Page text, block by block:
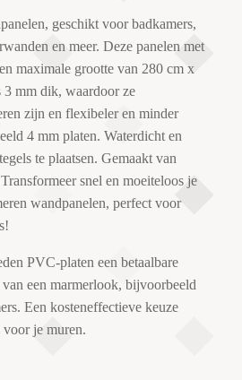
geschikt voor badkamers,
en meer. Deze panelen met
maximale grootte van 280 cm x
3 mm dik, waardoor ze
zijn en flexibeler en minder
4 mm platen. Waterdicht en
te plaatsen. Gemaakt van
snel en moeiteloos je
wandpanelen, perfect voor
PVC-platen een betaalbare
een marmerlook, bijvoorbeeld
Een kosteneffectieve keuze
voor je muren.